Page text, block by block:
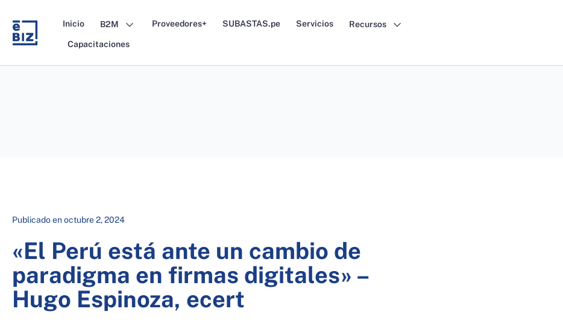
content
Inicio B2M Proveedores+ SUBASTAS.pe Servicios Recursos
Capacitaciones
Publicado enoctubre 2, 2024
«El Perú está ante un cambio de
paradigma en firmas digitales» –
Hugo Espinoza, ecert